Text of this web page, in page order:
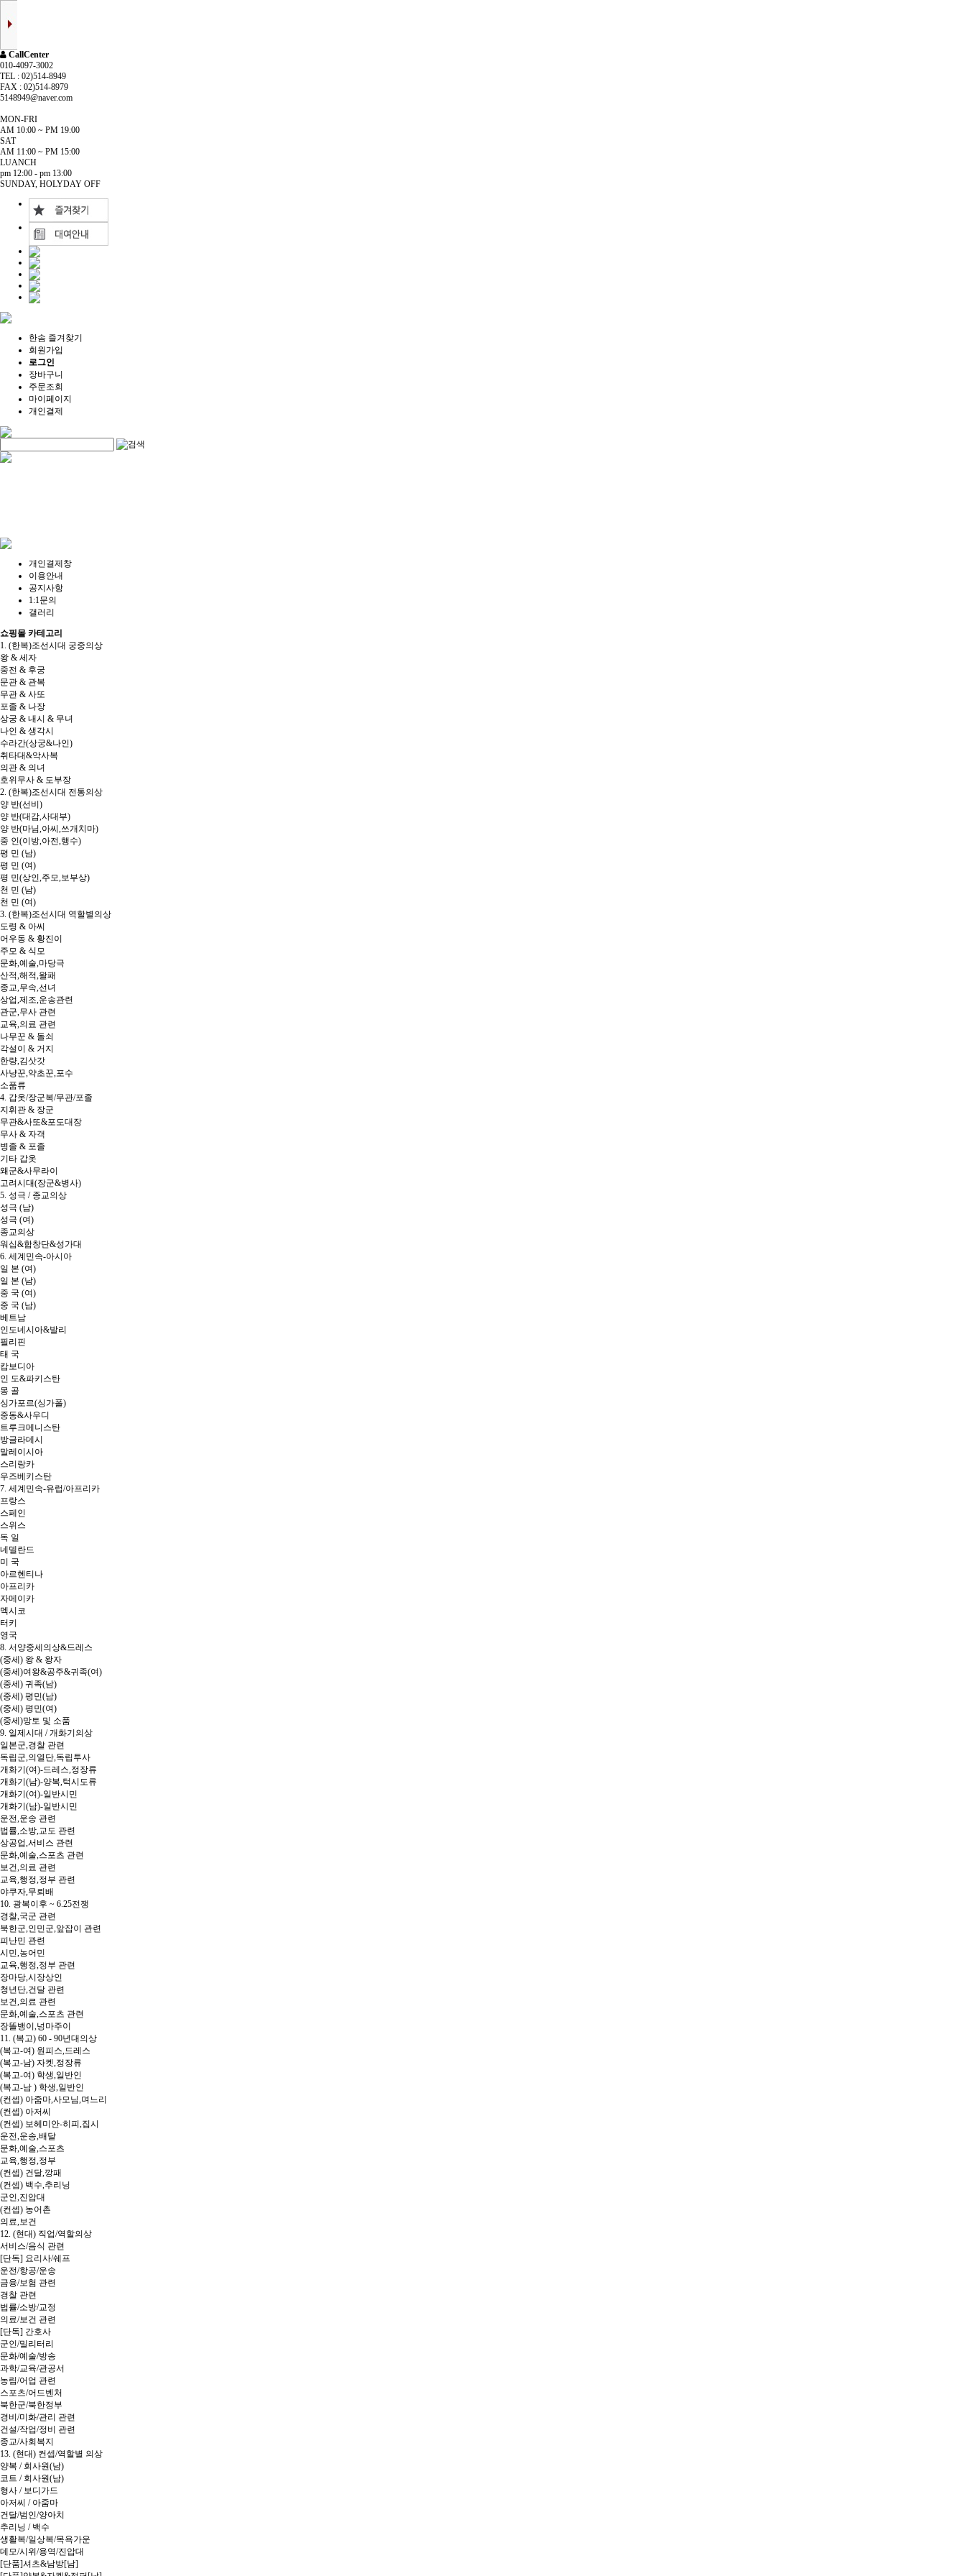
CallCenter
010-4097-3002
TEL : 02)514-8949
FAX : 02)514-8979
5148949@naver.com
MON-FRI
AM 10:00 ~ PM 19:00
SAT
AM 11:00 ~ PM 15:00
LUANCH
pm 12:00 - pm 13:00
SUNDAY, HOLYDAY OFF
한솜 즐겨찾기
회원가입
로그인
장바구니
주문조회
마이페이지
개인결제
개인결제창
이용안내
공지사항
1:1문의
갤러리
쇼핑몰 카테고리
1. (한복)조선시대 궁중의상
왕 & 세자
중전 & 후궁
문관 & 관복
무관 & 사또
포졸 & 나장
상궁 & 내시 & 무녀
나인 & 생각시
수라간(상궁&나인)
취타대&악사복
의관 & 의녀
호위무사 & 도부장
2. (한복)조선시대 전통의상
양 반(선비)
양 반(대감,사대부)
양 반(마님,아씨,쓰개치마)
중 인(이방,아전,행수)
평 민 (남)
평 민 (여)
평 민(상인,주모,보부상)
천 민 (남)
천 민 (여)
3. (한복)조선시대 역할별의상
도령 & 아씨
어우동 & 황진이
주모 & 식모
문화,예술,마당극
산적,해적,왈패
종교,무속,선녀
상업,제조,운송관련
관군,무사 관련
교육,의료 관련
나무꾼 & 돌쇠
각설이 & 거지
한량,김삿갓
사냥꾼,약초꾼,포수
소품류
4. 갑옷/장군복/무관/포졸
지휘관 & 장군
무관&사또&포도대장
무사 & 자객
병졸 & 포졸
기타 갑옷
왜군&사무라이
고려시대(장군&병사)
5. 성극 / 종교의상
성극 (남)
성극 (여)
종교의상
워십&합창단&성가대
6. 세계민속-아시아
일 본 (여)
일 본 (남)
중 국 (여)
중 국 (남)
베트남
인도네시아&발리
필리핀
태 국
캄보디아
인 도&파키스탄
몽 골
싱가포르(싱가폴)
중동&사우디
트루크메니스탄
방글라데시
말레이시아
스리랑카
우즈베키스탄
7. 세계민속-유럽/아프리카
프랑스
스페인
스위스
독 일
네델란드
미 국
아르헨티나
아프리카
자메이카
멕시코
터키
영국
8. 서양중세의상&드레스
(중세) 왕 & 왕자
(중세)여왕&공주&귀족(여)
(중세) 귀족(남)
(중세) 평민(남)
(중세) 평민(여)
(중세)망토 및 소품
9. 일제시대 / 개화기의상
일본군,경찰 관련
독립군,의열단,독립투사
개화기(여)-드레스,정장류
개화기(남)-양복,턱시도류
개화기(여)-일반시민
개화기(남)-일반시민
운전,운송 관련
법률,소방,교도 관련
상공업,서비스 관련
문화,예술,스포츠 관련
보건,의료 관련
교육,행정,정부 관련
야쿠자,무뢰배
10. 광복이후 ~ 6.25전쟁
경찰,국군 관련
북한군,인민군,앞잡이 관련
피난민 관련
시민,농어민
교육,행정,정부 관련
장마당,시장상인
청년단,건달 관련
보건,의료 관련
문화,예술,스포츠 관련
장똘뱅이,넝마주이
11. (복고) 60 - 90년대의상
(복고-여) 원피스,드레스
(복고-남) 자켓,정장류
(복고-여) 학생,일반인
(복고-남 ) 학생,일반인
(컨셉) 아줌마,사모님,며느리
(컨셉) 아저씨
(컨셉) 보헤미안-히피,집시
운전,운송,배달
문화,예술,스포츠
교육,행정,정부
(컨셉) 건달,깡패
(컨셉) 백수,추리닝
군인,진압대
(컨셉) 농어촌
의료,보건
12. (현대) 직업/역할의상
서비스/음식 관련
[단독] 요리사/쉐프
운전/항공/운송
금융/보험 관련
경찰 관련
법률/소방/교정
의료/보건 관련
[단독] 간호사
군인/밀리터리
문화/예술/방송
과학/교육/관공서
농림/어업 관련
스포츠/어드벤처
북한군/북한정부
경비/미화/관리 관련
건설/작업/정비 관련
종교/사회복지
13. (현대) 컨셉/역할별 의상
양복 / 회사원(남)
코트 / 회사원(남)
형사 / 보디가드
아저씨 / 아줌마
건달/범인/양아치
추리닝 / 백수
생활복/일상복/목욕가운
데모/시위/용역/진압대
[단품]셔츠&남방[남]